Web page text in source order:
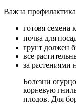
Важна профилактика
готовя семена
почва для
грунт должен
все
за растениями
Болезни
корневую
плодов. Для